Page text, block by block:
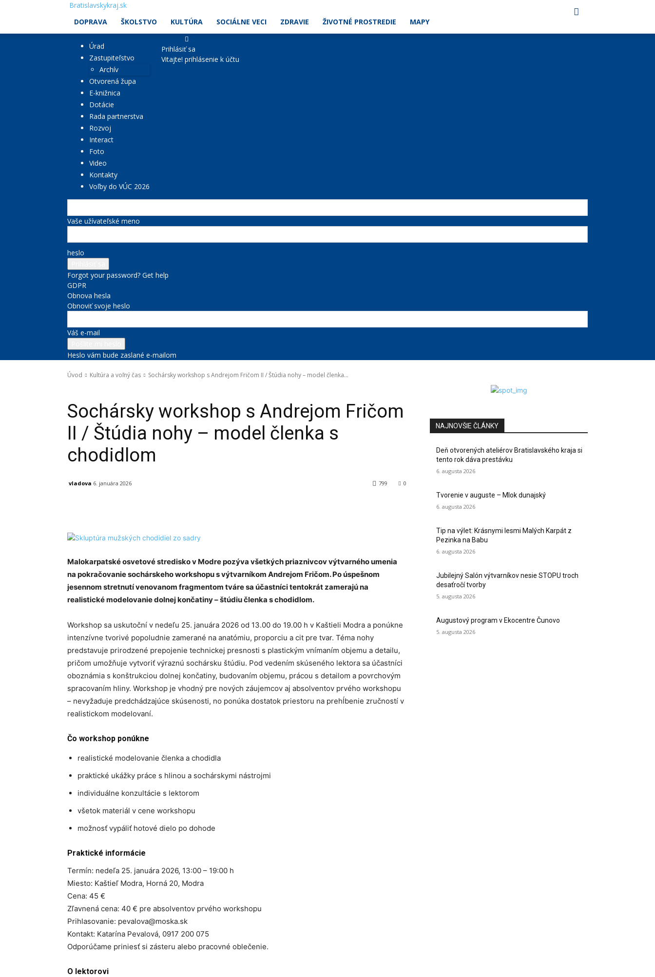
Bratislavskykraj.sk
DOPRAVA
ŠKOLSTVO KULTÚRA SOCIÁLNE VECI ZDRAVIE ŽIVOTNÉ PROSTREDIE MAPY
Úrad
Zastupiteľstvo
Archív
Otvorená župa
E-knižnica
Dotácie
Rada partnerstva
Rozvoj
Interact
Foto
Video
Kontakty
Voľby do VÚC 2026
Prihlásiť sa
Vitajte! prihlásenie k účtu
Vaše užívateľské meno
heslo
Forgot your password? Get help
GDPR
Obnova hesla
Obnoviť svoje heslo
Váš e-mail
Heslo vám bude zaslané e-mailom
Úvod Kultúra a voľný čas Sochársky workshop s Andrejom Fričom II / Štúdia nohy – model členka...
Sochársky workshop s Andrejom Fričom
II / Štúdia nohy – model členka s
chodidlom
vladova 6. januára 2026 0
799
Malokarpatské osvetové stredisko v Modre pozýva všetkých priaznivcov výtvarného umenia
na pokračovanie sochárskeho workshopu s výtvarníkom Andrejom Fričom. Po úspešnom
jesennom stretnutí venovanom fragmentom tváre sa účastníci tentokrát zamerajú na
realistické modelovanie dolnej končatiny – štúdiu členka s chodidlom.
Workshop sa uskutoční v nedeľu 25. januára 2026 od 13.00 do 19.00 h v Kaštieli Modra a ponúkne
intenzívne tvorivé popoludnie zamerané na anatómiu, proporciu a cit pre tvar. Téma nohy
predstavuje prirodzené prepojenie technickej presnosti s plastickým vnímaním objemu a detailu,
pričom umožňuje vytvoriť výraznú sochársku štúdiu. Pod vedením skúseného lektora sa účastníci
oboznámia s konštrukciou dolnej končatiny, budovaním objemu, prácou s detailom a povrchovým
spracovaním hliny. Workshop je vhodný pre nových záujemcov aj absolventov prvého workshopu
– nevyžaduje predchádzajúce skúsenosti, no ponúka dostatok priestoru na prehĺbenie zručností v
realistickom modelovaní.
Čo workshop ponúkne
realistické modelovanie členka a chodidla
praktické ukážky práce s hlinou a sochárskymi nástrojmi
individuálne konzultácie s lektorom
všetok materiál v cene workshopu
možnosť vypáliť hotové dielo po dohode
Praktické informácie
Termín: nedeľa 25. januára 2026, 13:00 – 19:00 h
Miesto: Kaštieľ Modra, Horná 20, Modra
Cena: 45 €
Zľavnená cena: 40 € pre absolventov prvého workshopu
Prihlasovanie: pevalova@moska.sk
Kontakt: Katarína Pevalová, 0917 200 075
Odporúčame priniesť si zásteru alebo pracovné oblečenie.
O lektorovi
NAJNOVŠIE ČLÁNKY
Deň otvorených ateliérov Bratislavského kraja si
tento rok dáva prestávku
6. augusta 2026
Tvorenie v auguste – Mlok dunajský
6. augusta 2026
Tip na výlet: Krásnymi lesmi Malých Karpát z
Pezinka na Babu
6. augusta 2026
Jubilejný Salón výtvarníkov nesie STOPU troch
desaťročí tvorby
5. augusta 2026
Augustový program v Ekocentre Čunovo
5. augusta 2026